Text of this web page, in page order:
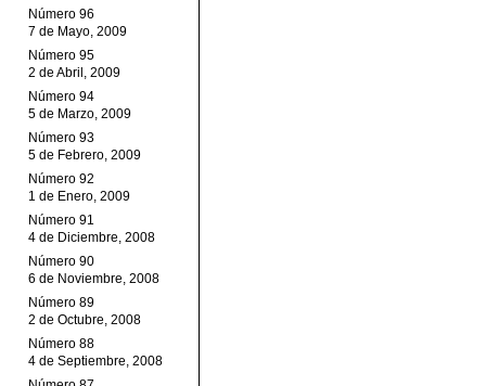
Número 96
7 de Mayo, 2009
Número 95
2 de Abril, 2009
Número 94
5 de Marzo, 2009
Número 93
5 de Febrero, 2009
Número 92
1 de Enero, 2009
Número 91
4 de Diciembre, 2008
Número 90
6 de Noviembre, 2008
Número 89
2 de Octubre, 2008
Número 88
4 de Septiembre, 2008